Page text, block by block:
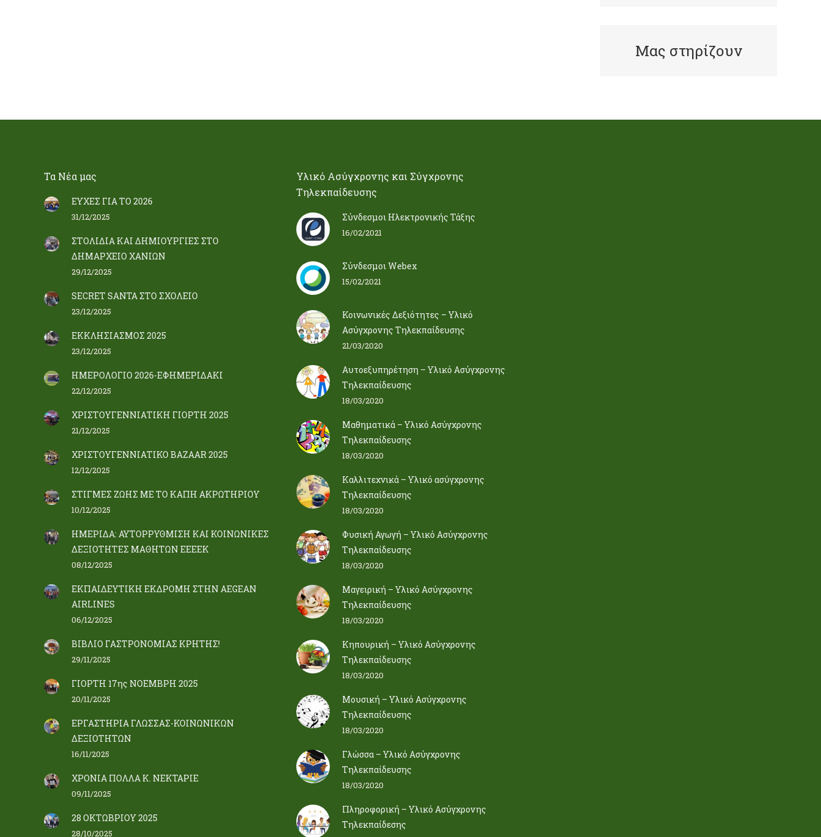
Μας στηρίζουν
Τα Nέα μας
ΕΥΧΕΣ ΓΙΑ ΤΟ 2026
31/12/2025
ΣΤΟΛΙΔΙΑ ΚΑΙ ΔΗΜΙΟΥΡΓΙΕΣ ΣΤΟ
ΔΗΜΑΡΧΕΙΟ ΧΑΝΙΩΝ
29/12/2025
SECRET SANTA ΣΤΟ ΣΧΟΛΕΙΟ
23/12/2025
ΕΚΚΛΗΣΙΑΣΜΟΣ 2025
23/12/2025
ΗΜΕΡΟΛΟΓΙΟ 2026-ΕΦΗΜΕΡΙΔΑΚΙ
22/12/2025
ΧΡΙΣΤΟΥΓΕΝΝΙΑΤΙΚΗ ΓΙΟΡΤΗ 2025
21/12/2025
ΧΡΙΣΤΟΥΓΕΝΝΙΑΤΙΚΟ BAZAAR 2025
12/12/2025
ΣΤΙΓΜΕΣ ΖΩΗΣ ΜΕ ΤΟ ΚΑΠΗ ΑΚΡΩΤΗΡΙΟΥ
10/12/2025
ΗΜΕΡΙΔΑ: ΑΥΤΟΡΡΥΘΜΙΣΗ ΚΑΙ ΚΟΙΝΩΝΙΚΕΣ
ΔΕΞΙΟΤΗΤΕΣ ΜΑΘΗΤΩΝ ΕΕΕΕΚ
08/12/2025
ΕΚΠΑΙΔΕΥΤΙΚΗ ΕΚΔΡΟΜΗ ΣΤΗΝ AEGEAN
AIRLINES
06/12/2025
ΒΙΒΛΙΟ ΓΑΣΤΡΟΝΟΜΙΑΣ ΚΡΗΤΗΣ!
29/11/2025
ΓΙΟΡΤΗ 17ης ΝΟΕΜΒΡΗ 2025
20/11/2025
ΕΡΓΑΣΤΗΡΙΑ ΓΛΩΣΣΑΣ-ΚΟΙΝΩΝΙΚΩΝ
ΔΕΞΙΟΤΗΤΩΝ
16/11/2025
ΧΡΟΝΙΑ ΠΟΛΛΑ Κ. ΝΕΚΤΑΡΙΕ
09/11/2025
28 ΟΚΤΩΒΡΙΟΥ 2025
28/10/2025
Υλικό Ασύγχρονης και Σύγχρονης
Τηλεκπαίδευσης
Σύνδεσμοι Ηλεκτρονικής Τάξης
16/02/2021
Σύνδεσμοι Webex
15/02/2021
Κοινωνικές Δεξιότητες – Υλικό
Ασύγχρονης Τηλεκπαίδευσης
21/03/2020
Αυτοεξυπηρέτηση – Υλικό Ασύγχρονης
Τηλεκπαίδευσης
18/03/2020
Μαθηματικά – Υλικό Ασύγχρονης
Τηλεκπαίδευσης
18/03/2020
Καλλιτεχνικά – Υλικό ασύγχρονης
Τηλεκπαίδευσης
18/03/2020
Φυσική Αγωγή – Υλικό Ασύγχρονης
Τηλεκπαίδευσης
18/03/2020
Μαγειρική – Υλικό Ασύγχρονης
Τηλεκπαίδευσης
18/03/2020
Κηπουρική – Υλικό Ασύγχρονης
Τηλεκπαίδευσης
18/03/2020
Μουσική – Υλικό Ασύγχρονης
Τηλεκπαίδευσης
18/03/2020
Γλώσσα – Υλικό Ασύγχρονης
Τηλεκπαίδευσης
18/03/2020
Πληροφορική – Υλικό Ασύγχρονης
Τηλεκπαίδεσης